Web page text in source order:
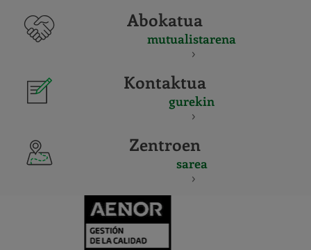
Abokatua
mutualistarena
Kontaktua
gurekin
Zentroen
sarea